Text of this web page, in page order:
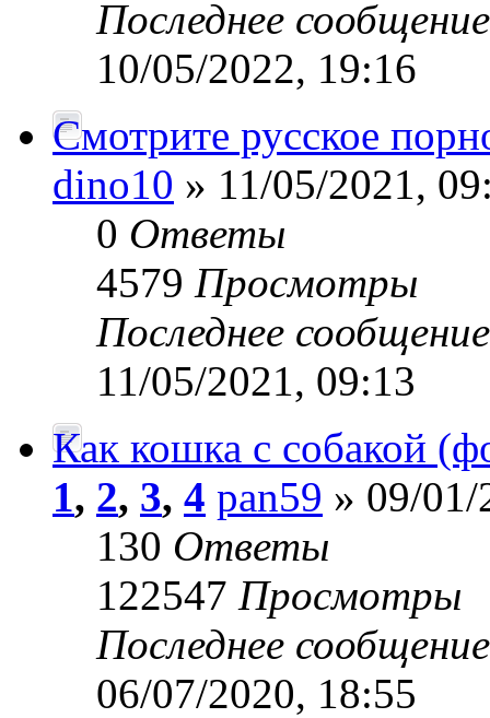
Последнее
10/05/2022, 19:16
Смотрите русское
dino10 » 11/05/2021,
0 Ответы
4579 Просмотры
Последнее
11/05/2021, 09:13
Как кошка с собакой
1, 2, 3, 4 pan59 » 09/01/
130 Ответы
122547 Просмотры
Последнее
06/07/2020, 18:55